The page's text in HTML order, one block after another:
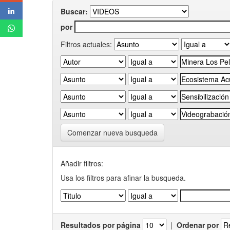
Buscar:
por
Filtros actuales:
Comenzar nueva busqueda
Añadir filtros:
Usa los filtros para afinar la busqueda.
Resultados por página | Ordenar por